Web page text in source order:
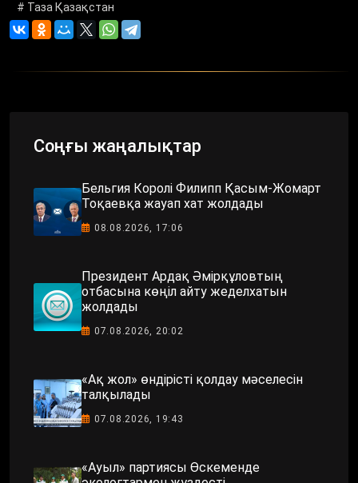
# Таза Қазақстан
Соңғы жаңалықтар
Бельгия Королі Филипп Қасым-Жомарт
Тоқаевқа жауап хат жолдады
08.08.2026, 17:06
Президент Ардақ Әмірқұловтың
отбасына көңіл айту жеделхатын
жолдады
07.08.2026, 20:02
«Ақ жол» өндірісті қолдау мәселесін
талқылады
07.08.2026, 19:43
«Ауыл» партиясы Өскеменде